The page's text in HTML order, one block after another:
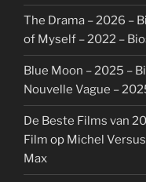
The Drama – 2026 –
of Myself – 2022 –
Blue Moon – 2025 –
Nouvelle Vague –
De Beste Films van
Film op Michel
Max